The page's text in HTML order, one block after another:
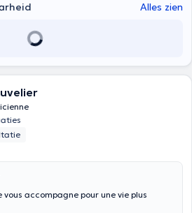
Alles zien
vous accompagne pour une vie plus